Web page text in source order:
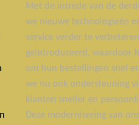
Met de intrede van de
we nieuwe technologieën
service verder te
geïntroduceerd, waardoor
om hun bestellingen snel
we nu ook ondersteuning
klanten sneller en
Deze modernisering van